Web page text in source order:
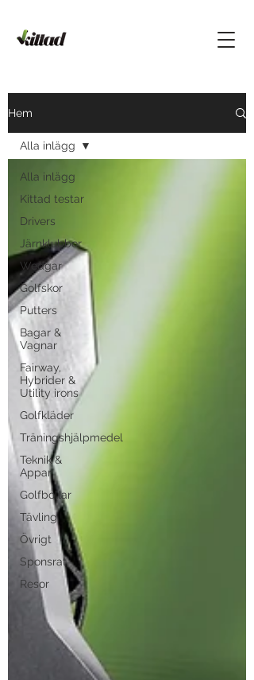
Hem
Alla inlägg
Kittad testar
Drivers
Järnklubbor
Wedgar
Golfskor
Putters
Bagar &
Vagnar
Fairway,
Hybrider &
Utility irons
Golfkläder
Träningshjälpmedel
Teknik &
Appar
Golfbollar
Tävling
Övrigt
Sponsrat
Resor
Alla inlägg